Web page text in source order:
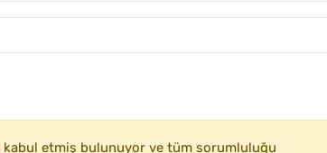
kabul etmiş bulunuyor ve tüm sorumluluğu